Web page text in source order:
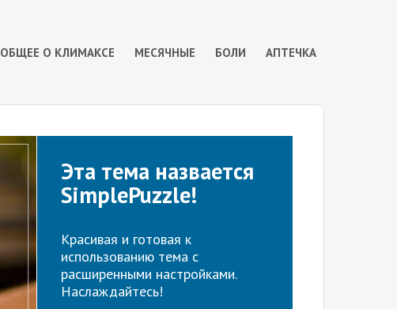
ОБЩЕЕ О КЛИМАКСЕ МЕСЯЧНЫЕ БОЛИ АПТЕЧКА
Эта тема назвается
SimplePuzzle!
Красивая и готовая к
использованию тема с
расширенными настройками.
Наслаждайтесь!